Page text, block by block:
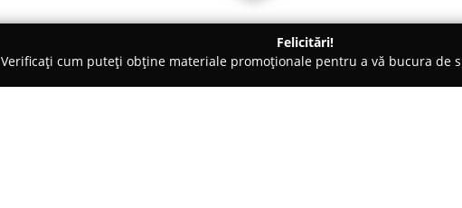
Felicitări!
Verificați cum puteți obține materiale promoționale pentru a vă bucura de